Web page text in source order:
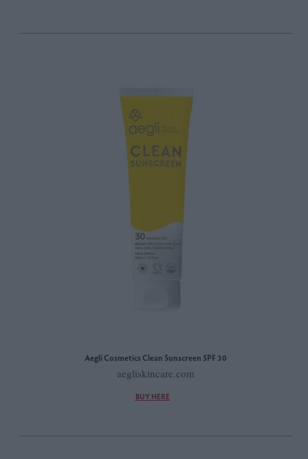
Aegli Cosmetics Clean Sunscreen SPF 30
aegliskincare.com
BUY HERE